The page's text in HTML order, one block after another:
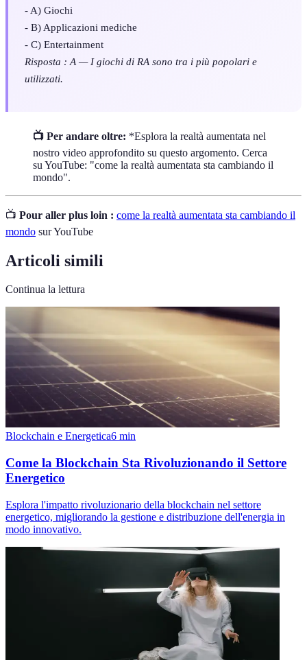
- A) Giochi
- B) Applicazioni mediche
- C) Entertainment
Risposta : A — I giochi di RA sono tra i più popolari e
utilizzati.
📺 Per andare oltre: *Esplora la realtà aumentata nel
nostro video approfondito su questo argomento. Cerca
su YouTube: "come la realtà aumentata sta cambiando il
mondo".
📺 Pour aller plus loin : come la realtà aumentata sta cambiando il
mondo sur YouTube
Articoli simili
Continua la lettura
Blockchain e Energetica6 min
Come la Blockchain Sta Rivoluzionando il Settore
Energetico
Esplora l'impatto rivoluzionario della blockchain nel settore
energetico, migliorando la gestione e distribuzione dell'energia in
modo innovativo.